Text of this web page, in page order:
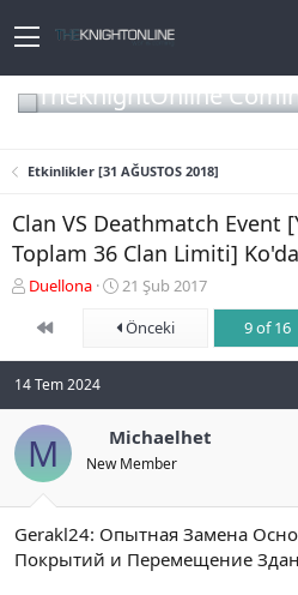
TheKnightOnline
Etkinlikler [31 AĞUSTOS 2018]
Clan VS Deathmatch Event
Toplam 36 Clan Limiti]
K
y
u
b
ş
t
a
Duellona
B
ş
g
ı
ç
i
h
21 Şub 2017
First
Önceki 9 of 16
14 Tem 2024
M Michaelhet
New Member
Gerakl24: Опытная Замена
Покрытий и Перемещение